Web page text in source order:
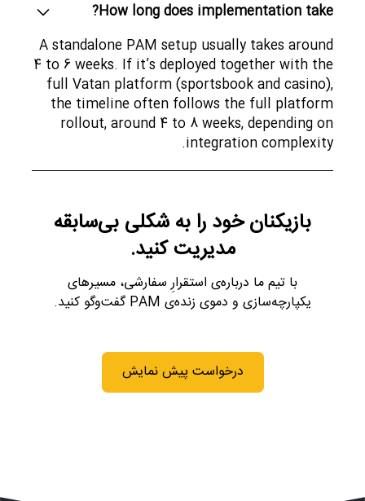
How long does implementation take?
A standalone PAM setup usually takes around
4 to 6 weeks. If it’s deployed together with the
full Vatan platform (sportsbook and casino),
the timeline often follows the full platform
rollout, around 4 to 8 weeks, depending on
integration complexity.
بازیکنان خود را به شکلی بی‌سابقه
مدیریت کنید.
با تیم ما درباره‌ی استقرارِ سفارشی، مسیرهای
یکپارچه‌سازی و دموی زنده‌ی PAM گفت‌وگو کنید.
درخواست پیش نمایش